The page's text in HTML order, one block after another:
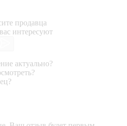
продавца
интересуют
актуально?